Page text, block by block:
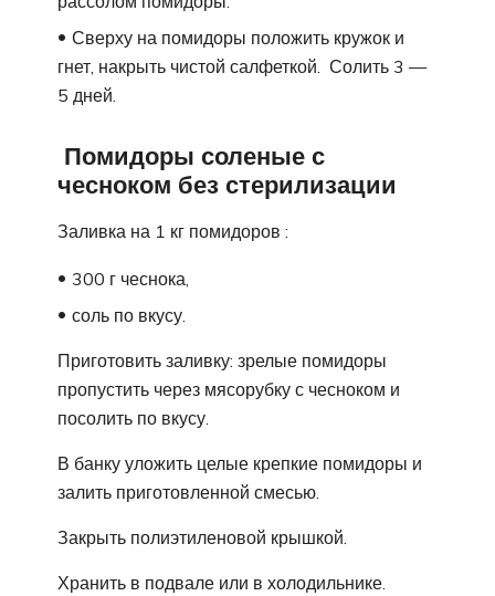
Сверху на помидоры положить кружок и
гнет, накрыть чистой салфеткой. Солить 3 —
5 дней.
Помидоры соленые с
чесноком без стерилизации
Заливка на 1 кг помидоров :
300 г чеснока,
соль по вкусу.
Приготовить заливку: зрелые помидоры
пропустить через мясорубку с чесноком и
посолить по вкусу.
В банку уложить целые крепкие помидоры и
залить приготовленной смесью.
Закрыть полиэтиленовой крышкой.
Хранить в подвале или в холодильнике.